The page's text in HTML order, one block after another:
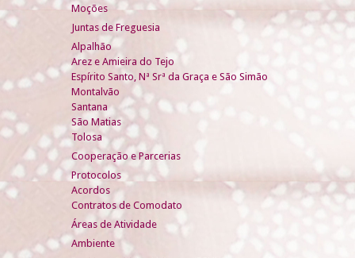
Moções
Juntas de Freguesia
Alpalhão
Arez e Amieira do Tejo
Espírito Santo, Nª Srª da Graça e São Simão
Montalvão
Santana
São Matias
Tolosa
Cooperação e Parcerias
Protocolos
Acordos
Contratos de Comodato
Áreas de Atividade
Ambiente